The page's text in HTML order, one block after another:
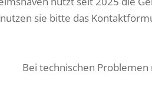
sie bitte das
Bei technischen